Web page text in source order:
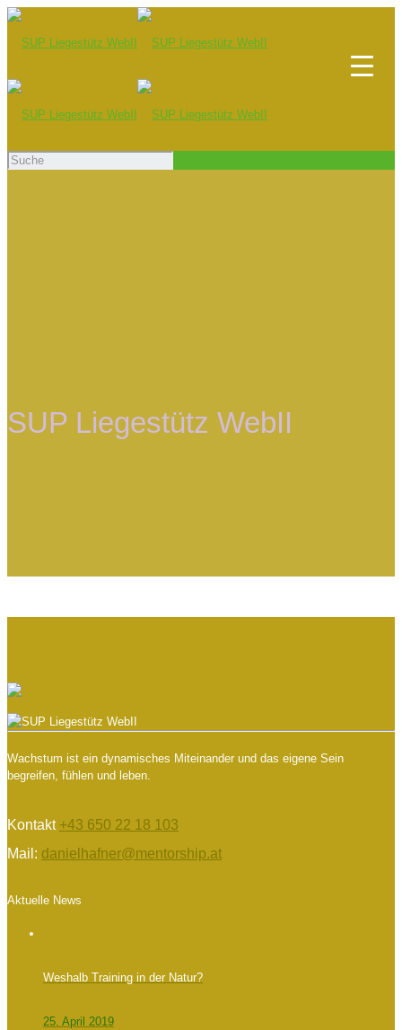
SUP Liegestütz WebII
Wachstum ist ein dynamisches Miteinander und das eigene Sein
begreifen, fühlen und leben.
Kontakt +43 650 22 18 103
Mail: danielhafner@mentorship.at
Aktuelle News
Weshalb Training in der Natur?
25. April 2019